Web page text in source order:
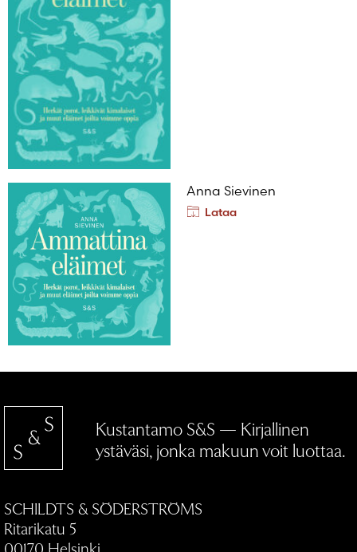
Anna Sievinen
Lataa
Kustantamo S&S — Kirjallinen
ystäväsi, jonka makuun voit luottaa.
SCHILDTS & SÖDERSTRÖMS
Ritarikatu 5